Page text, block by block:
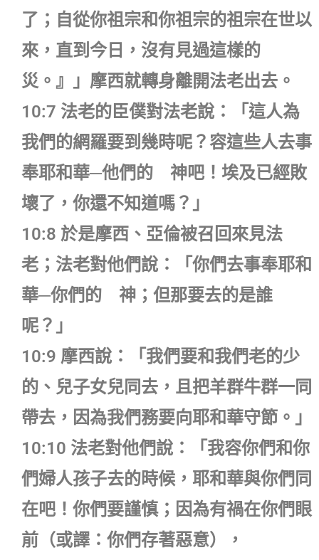
了；自從你祖宗和你祖宗的祖宗在世以
來，直到今日，沒有見過這樣的
災。』」摩西就轉身離開法老出去。
10:7 法老的臣僕對法老說：「這人為
我們的網羅要到幾時呢？容這些人去事
奉耶和華─他們的 神吧！埃及已經敗
壞了，你還不知道嗎？」
10:8 於是摩西、亞倫被召回來見法
老；法老對他們說：「你們去事奉耶和
華─你們的 神；但那要去的是誰
呢？」
10:9 摩西說：「我們要和我們老的少
的、兒子女兒同去，且把羊群牛群一同
帶去，因為我們務要向耶和華守節。」
10:10 法老對他們說：「我容你們和你
們婦人孩子去的時候，耶和華與你們同
在吧！你們要謹慎；因為有禍在你們眼
前（或譯：你們存著惡意），